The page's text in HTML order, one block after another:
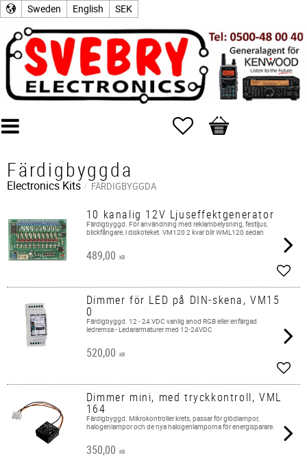
Sweden English SEK
Favorites
Basket
Färdigbyggda
Electronics Kits FÄRDIGBYGGDA
10 kanalig 12V Ljuseffektgenerator
Färdigbyggd. För användning med reklambelysning, festljus,
blickfångare, i diskoteket. VM120 2 kvar blir WML120 sedan
489,00 KR
Add
Dimmer för LED på DIN-skena, VM15
0
Färdigbyggd. 12 - 24 VDC vanlig anod RGB eller enfärgad
ledremsa - Ledararmaturer med 12-24VDC
520,00 KR
Add
Dimmer mini, med tryckkontroll, VML
164
Färdigbyggd. Mikrokontroller krets, passar för glödlampor,
halogenlampor och de nya halogenlamporna för energisparare.
350,00 KR